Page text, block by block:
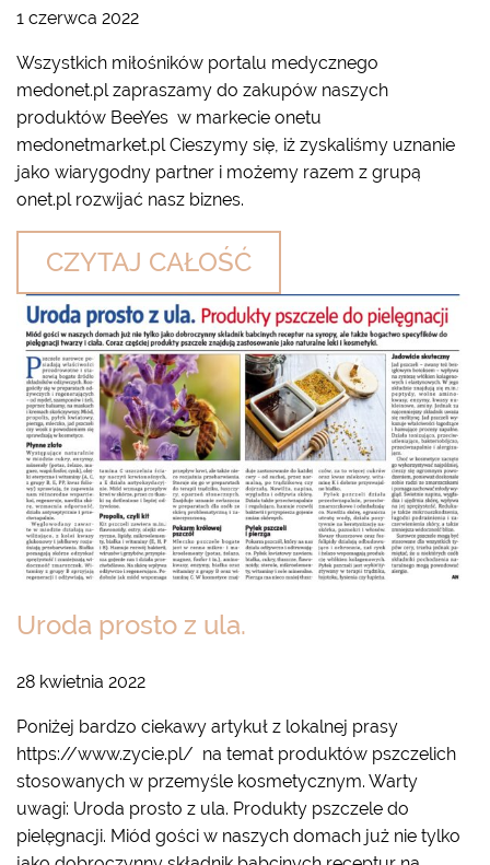
1 czerwca 2022
Wszystkich miłośników portalu medycznego
medonet.pl zapraszamy do zakupów naszych
produktów BeeYes w markecie onetu
medonetmarket.pl Cieszymy się, iż zyskaliśmy uznanie
jako wiarygodny partner i możemy razem z grupą
onet.pl rozwijać nasz biznes.
CZYTAJ CAŁOŚĆ
Uroda prosto z ula.
28 kwietnia 2022
Poniżej bardzo ciekawy artykuł z lokalnej prasy
https://www.zycie.pl/ na temat produktów pszczelich
stosowanych w przemyśle kosmetycznym. Warty
uwagi: Uroda prosto z ula. Produkty pszczele do
pielęgnacji. Miód gości w naszych domach już nie tylko